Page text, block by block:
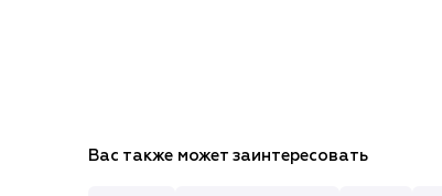
Вас также может заинтересовать